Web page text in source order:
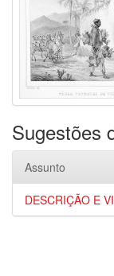
Sugestões
Assunto
DESCRIÇÃO E